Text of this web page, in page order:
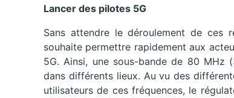
Lancer des pilotes 5G
Sans attendre le déroulement de ces
souhaite permettre rapidement aux
5G. Ainsi, une sous-bande de 80
dans différents lieux. Au vu des
utilisateurs de ces fréquences, le